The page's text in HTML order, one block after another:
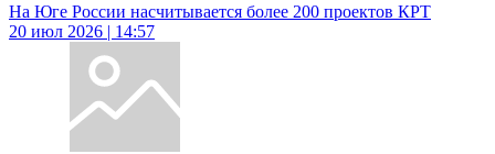
На Юге России насчитывается более 200 проектов КРТ
20 июл 2026 | 14:57